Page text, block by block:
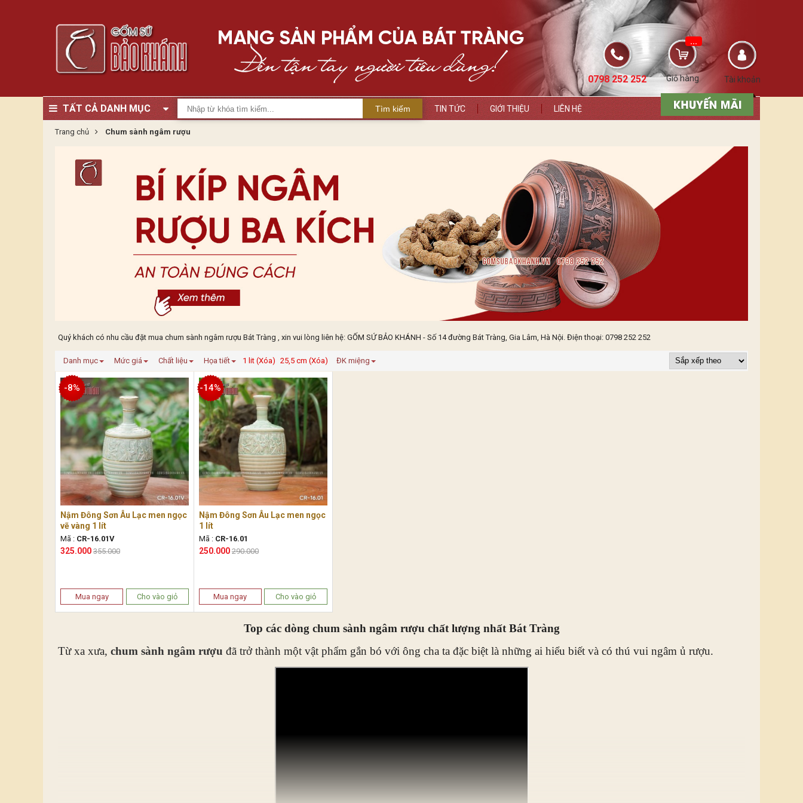
Tài khoản
Giỏ hàng
...
0798 252 252
TẤT CẢ DANH MỤC Tìm kiếm TIN TỨC GIỚI THIỆU LIÊN HỆ
Trang chủ Chum sành ngâm rượu
Quý khách có nhu cầu đặt mua chum sành ngâm rượu Bát Tràng , xin vui lòng liên hệ: GỐM SỨ BẢO KHÁNH - Số 14 đường Bát Tràng, Gia Lâm, Hà Nội. Điện thoại: 0798 252 252
Danh mục Mức giá Chất liệu Họa tiết 1 lit (Xóa) 25,5 cm (Xóa) ĐK miệng
Nậm Đông Sơn Âu Lạc men ngọc
vẽ vàng 1 lít
Mã : CR-16.01V
325.000
-8%
355.000
Mua ngay Cho vào giỏ
Nậm Đông Sơn Âu Lạc men ngọc
1 lít
Mã : CR-16.01
250.000
-14%
290.000
Mua ngay Cho vào giỏ
Top các dòng chum sành ngâm rượu chất lượng nhất Bát Tràng
Từ xa xưa, chum sành ngâm rượu đã trở thành một vật phẩm gắn bó với ông cha ta đặc biệt là những ai hiểu biết và có thú vui ngâm ủ rượu.